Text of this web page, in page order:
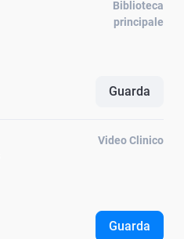
Biblioteca
principale
Guarda
Video Clinico
Guarda